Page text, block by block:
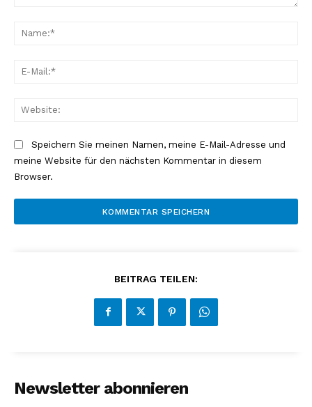
Speichern Sie meinen Namen, meine E-Mail-Adresse und
meine Website für den nächsten Kommentar in diesem
Browser.
BEITRAG TEILEN:
Newsletter abonnieren